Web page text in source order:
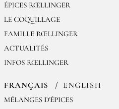
ÉPICES RŒLLINGER
LE COQUILLAGE
FAMILLE RŒLLINGER
ACTUALITÉS
INFOS RŒLLINGER
FRANÇAIS ENGLISH
MÉLANGES D'ÉPICES